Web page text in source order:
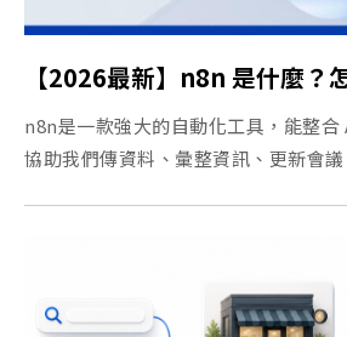
n8n是一款強大的自動化工具，能整合
協助我們傳資料、彙整資訊、更新會